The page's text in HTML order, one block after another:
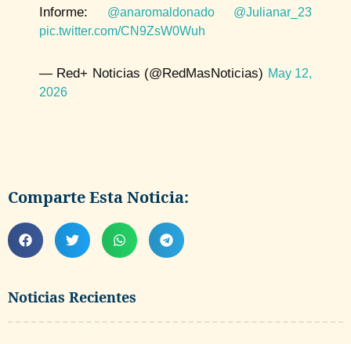
Noticias Recientes
Informe: @anaromaldonado
@Julianar_23
pic.twitter.com/CN9ZsW0Wuh
— Red+ Noticias (@RedMasNoticias) May 12,
2026
Comparte Esta Noticia: